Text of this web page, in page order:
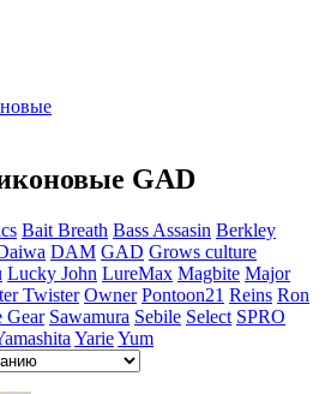
GAD
Bait Breath Bass Assasin Berkley
DAM GAD Grows culture
Lucky John LureMax Magbite Major
Twister Owner Pontoon21 Reins Ron
Gear Sawamura Sebile Select SPRO
YarieYum